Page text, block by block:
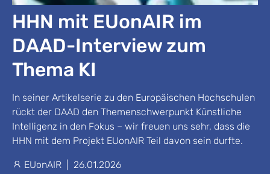
HHN mit EUonAIR im
DAAD-Interview zum
Thema KI
In seiner Artikelserie zu den Europäischen Hochschulen
rückt der DAAD den Themenschwerpunkt Künstliche
Intelligenz in den Fokus – wir freuen uns sehr, dass die
HHN mit dem Projekt EUonAIR Teil davon sein durfte.
EUonAIR 26.01.2026